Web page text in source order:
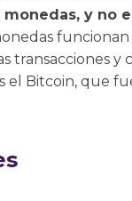
y no
transacciones
Bitcoin, que